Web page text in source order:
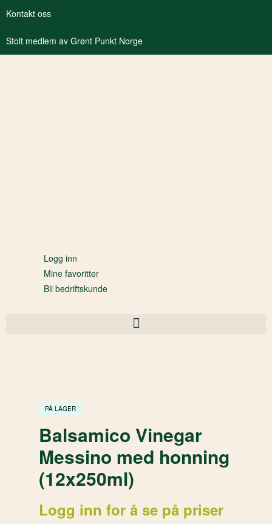
Kontakt oss
Stolt medlem av Grønt Punkt Norge
Logg inn
Mine favoritter
Bli bedriftskunde
PÅ LAGER
Balsamico Vinegar
Messino med honning
(12x250ml)
Logg inn for å se på priser